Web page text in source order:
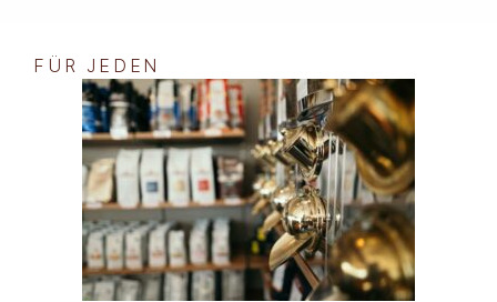
FÜR JEDEN